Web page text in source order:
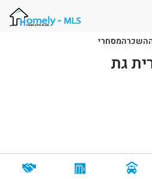
השכרהמסחרי
קרית גת
גת